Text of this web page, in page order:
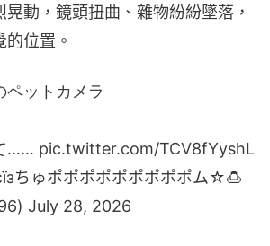
動，鏡頭扭曲、雜物紛紛墜落，
位置。
ペットカメラ
…… pic.twitter.com/TCV8fYyshL
ちゅポポポポポポポポポム☆🍮
July 28, 2026